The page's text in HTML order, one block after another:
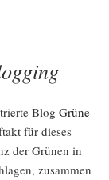
Blog Grü­ne
für die­ses
der Grü­nen in
zusam­men